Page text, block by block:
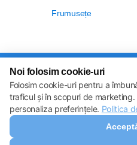
Frumusețe
Toate drepturile sunt
Descărcați
Setări
Politica de
Noi folosim cookie-uri
Folosim cookie-uri pentru a
traficul și în scopuri de
personaliza preferințele. Politica